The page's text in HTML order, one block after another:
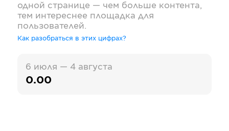
одной странице — чем больше контента,
тем интереснее площадка для
пользователей.
Как разобраться в этих цифрах?
6 июля — 4 августа
0.00